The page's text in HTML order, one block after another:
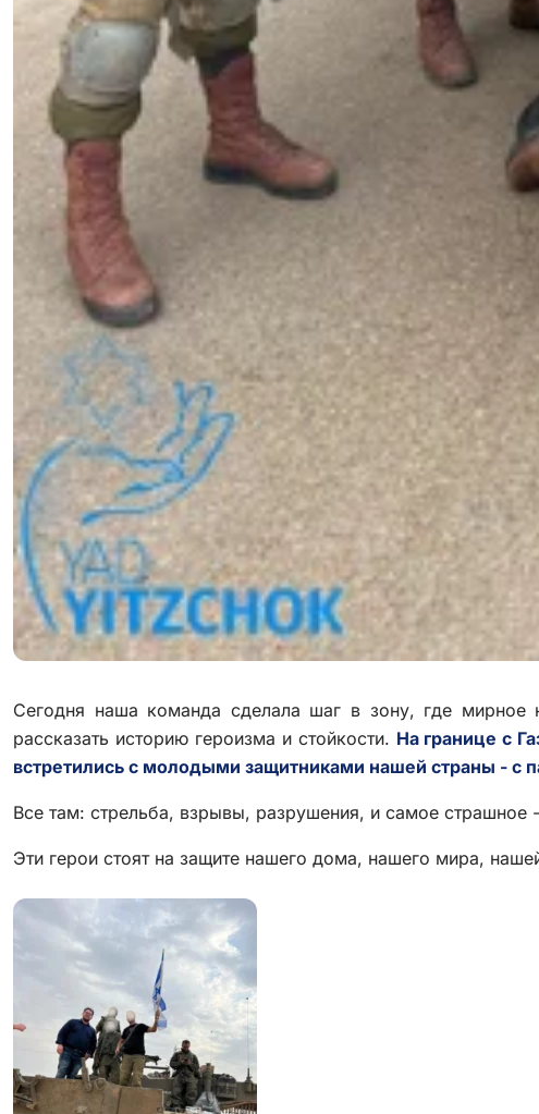
Сегодня наша команда сделала шаг в зону, где
рассказать историю героизма и стойкости. На границе с
встретились с молодыми защитниками нашей страны - с
Все там: стрельба, взрывы, разрушения, и самое
Эти герои стоят на защите нашего дома, нашего мира,